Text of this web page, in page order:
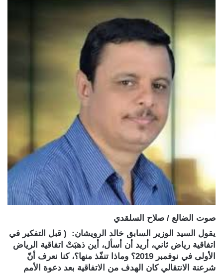
صوت الضالع / صلاح السلقدي
يقول السيد الوزير السابق خالد الرويشان: ( قبل التفكير في
اتفاقية رياض ثاني، أريد أن أسأل، أين ذهبَتْ اتفاقية الرياض
الأولى في نوفمبر 2019؟ وماذا تنفّذ منها؟، كنا نعرف أنّ
شرعنة الانتقالي كان الهدف من الاتفاقية بعد دعوة الأمم